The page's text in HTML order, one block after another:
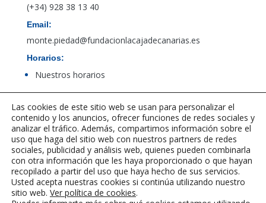
(+34) 928 38 13 40
Email:
monte.piedad@fundacionlacajadecanarias.es
Horarios:
Nuestros horarios
Acceso al canal de denuncias de PBCFT
Las cookies de este sitio web se usan para personalizar el
contenido y los anuncios, ofrecer funciones de redes sociales y
analizar el tráfico. Además, compartimos información sobre el
uso que haga del sitio web con nuestros partners de redes
sociales, publicidad y análisis web, quienes pueden combinarla
con otra información que les haya proporcionado o que hayan
recopilado a partir del uso que haya hecho de sus servicios.
Usted acepta nuestras cookies si continúa utilizando nuestro
sitio web. Ver política de cookies.